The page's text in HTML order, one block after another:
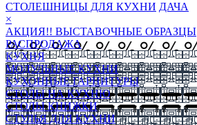
СТОЛЕШНИЦЫ ДЛЯ КУХНИ ДАЧА
×
АКЦИЯ!! ВЫСТАВОЧНЫЕ ОБРАЗЦЫ
РАСПРОДАЖА
КУХНЯ
МОДУЛЬНЫЕ КУХНИ
КУХОННЫЕ ГАРНИТУРЫ
СТОЛЫ НА КУХНЮ
СТОЛЫ КНИЖКИ
СТУЛЬЯ ДЛЯ КУХНИ